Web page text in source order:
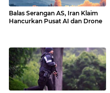
Balas Serangan AS, Iran Klaim
Hancurkan Pusat AI dan Drone